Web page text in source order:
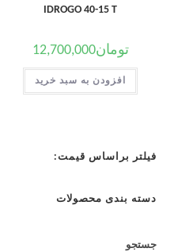
IDROGO 40-15 T
تومان12,700,000
افزودن به سبد خرید
فیلتر براساس قیمت:
دسته بندی محصولات
جستجو